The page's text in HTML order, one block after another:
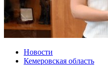
Новости
Кемеровская область